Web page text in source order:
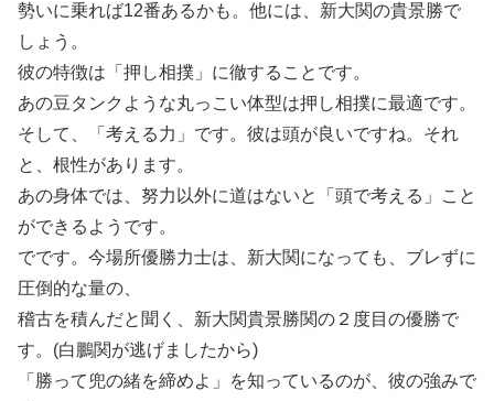
勢いに乗れば12番あるかも。他には、新大関の貴景勝で
しょう。
彼の特徴は「押し相撲」に徹することです。
あの豆タンクような丸っこい体型は押し相撲に最適です。
そして、「考える力」です。彼は頭が良いですね。それ
と、根性があります。
あの身体では、努力以外に道はないと「頭で考える」こと
ができるようです。
でです。今場所優勝力士は、新大関になっても、ブレずに
圧倒的な量の、
稽古を積んだと聞く、新大関貴景勝関の２度目の優勝で
す。(白鵬関が逃げましたから)
「勝って兜の緒を締めよ」を知っているのが、彼の強みで